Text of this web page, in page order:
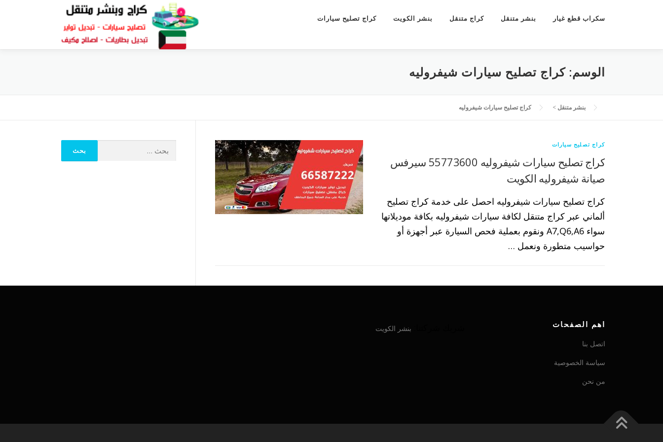
كراج تصليح سيارات بنشر الكويت كراج متنقل بنشر متنقل سكراب قطع غيار
الوسم:كراج تصليح سيارات شيفروليه
بنشر متنقل > كراج تصليح سيارات شيفروليه
كراج تصليح سيارات
كراج تصليح سيارات شيفروليه 55773600 سيرفس
صيانة شيفروليه الكويت
كراج تصليح سيارات شيفروليه احصل على خدمة كراج تصليح
ألماني عبر كراج متنقل لكافة سيارات شيفروليه بكافة موديلاتها
سواء A7,Q6,A6 ونقوم بعملية فحص السيارة عبر أجهزة أو
حواسيب متطورة ونعمل …
اهم الصفحات
اتصل بنا
سياسة الخصوصية
من نحن
بنشر الكويت